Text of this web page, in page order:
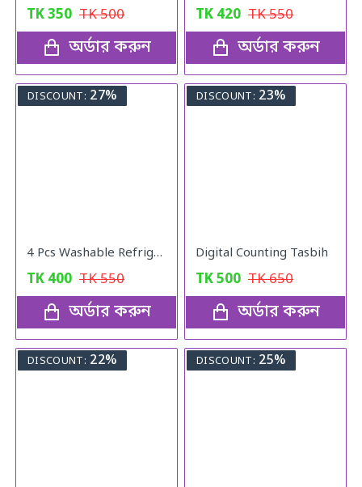
TK350 TK500
অর্ডার করুন
TK 420 TK550
অর্ডার করুন
DISCOUNT: 27%
4 Pcs Washable Refrigerator Mats
TK 400 TK550
অর্ডার করুন
DISCOUNT: 23%
Digital Counting Tasbih
TK500 TK650
অর্ডার করুন
DISCOUNT: 22% DISCOUNT: 25%